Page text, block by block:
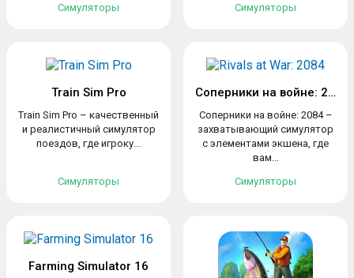
Симуляторы
Симуляторы
Train Sim Pro
Train Sim Pro – качественный
и реалистичный симулятор
поездов, где игроку...
Симуляторы
Соперники на войне: 2084
Соперники на войне: 2084 –
захватывающий симулятор
с элементами экшена, где
вам...
Симуляторы
Farming Simulator 16